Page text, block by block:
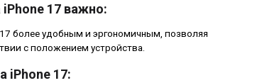
17 важно:
более удобным и эргономичным, позволяя
с положением устройства.
iPhone 17: